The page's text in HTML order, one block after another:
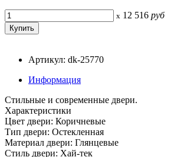
x 12 516 руб
Артикул: dk-25770
Информация
Стильные и современные двери.
Характеристики
Цвет двери: Коричневые
Тип двери: Остекленная
Материал двери: Глянцевые
Стиль двери: Хай-тек